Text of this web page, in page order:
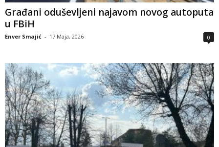
Građani oduševljeni najavom novog autoputa
u FBiH
Enver Smajić - 17 Maja, 2026 0